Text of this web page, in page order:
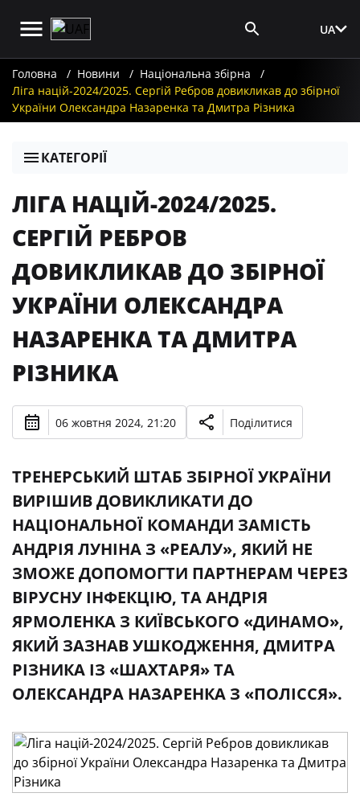
UA
Головна Новини
Національна збірна
Ліга націй-2024/2025. Сергій Ребров довикликав до збірної
України Олександра Назаренка та Дмитра Різника
КАТЕГОРІЇ
ЛІГА НАЦІЙ-2024/2025.
СЕРГІЙ РЕБРОВ
ДОВИКЛИКАВ ДО ЗБІРНОЇ
УКРАЇНИ ОЛЕКСАНДРА
НАЗАРЕНКА ТА ДМИТРА
РІЗНИКА
06 жовтня 2024, 21:20 Поділитися
ТРЕНЕРСЬКИЙ ШТАБ ЗБІРНОЇ УКРАЇНИ
ВИРІШИВ ДОВИКЛИКАТИ ДО
НАЦІОНАЛЬНОЇ КОМАНДИ ЗАМІСТЬ
АНДРІЯ ЛУНІНА З «РЕАЛУ», ЯКИЙ НЕ
ЗМОЖЕ ДОПОМОГТИ ПАРТНЕРАМ ЧЕРЕЗ
ВІРУСНУ ІНФЕКЦІЮ, ТА АНДРІЯ
ЯРМОЛЕНКА З КИЇВСЬКОГО «ДИНАМО»,
ЯКИЙ ЗАЗНАВ УШКОДЖЕННЯ, ДМИТРА
РІЗНИКА ІЗ «ШАХТАРЯ» ТА
ОЛЕКСАНДРА НАЗАРЕНКА З «ПОЛІССЯ».